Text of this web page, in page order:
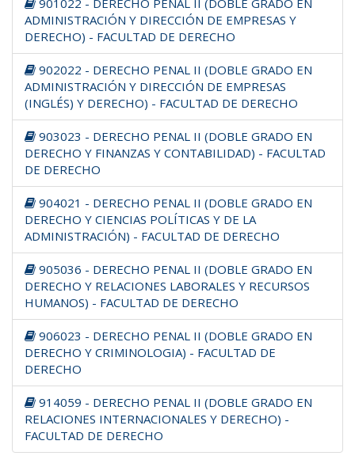
901022 - DERECHO PENAL II (DOBLE GRADO EN
ADMINISTRACIÓN Y DIRECCIÓN DE EMPRESAS Y
DERECHO) - FACULTAD DE DERECHO
902022 - DERECHO PENAL II (DOBLE GRADO EN
ADMINISTRACIÓN Y DIRECCIÓN DE EMPRESAS
(INGLÉS) Y DERECHO) - FACULTAD DE DERECHO
903023 - DERECHO PENAL II (DOBLE GRADO EN
DERECHO Y FINANZAS Y CONTABILIDAD) - FACULTAD
DE DERECHO
904021 - DERECHO PENAL II (DOBLE GRADO EN
DERECHO Y CIENCIAS POLÍTICAS Y DE LA
ADMINISTRACIÓN) - FACULTAD DE DERECHO
905036 - DERECHO PENAL II (DOBLE GRADO EN
DERECHO Y RELACIONES LABORALES Y RECURSOS
HUMANOS) - FACULTAD DE DERECHO
906023 - DERECHO PENAL II (DOBLE GRADO EN
DERECHO Y CRIMINOLOGIA) - FACULTAD DE
DERECHO
914059 - DERECHO PENAL II (DOBLE GRADO EN
RELACIONES INTERNACIONALES Y DERECHO) -
FACULTAD DE DERECHO